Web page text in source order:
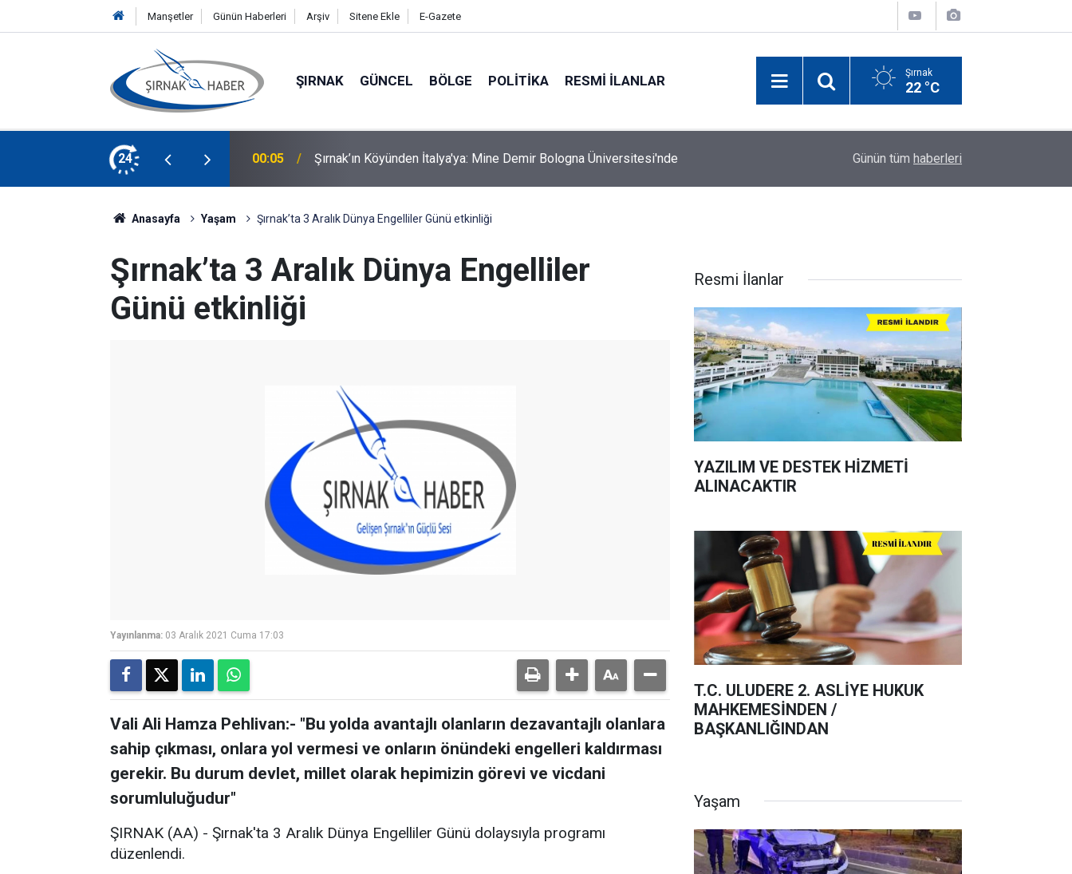
Manşetler Günün Haberleri Arşiv Sitene Ekle E-Gazete
ŞIRNAK GÜNCEL BÖLGE POLITIKA RESMI İLANLAR Şırnak
22 °C
24
Demir Bologna Üniversitesi'nde 00:04 Silopi İçin Kurumlar ve STK'lar Bir Araya Geldi: Hangi Talepler Gündeme Geldi? Cizre'de 24 Derslikli Yeni Okul Eylül Ayında
Günün tüm haberleri
Anasayfa Yaşam Şırnak’ta 3 Aralık Dünya Engelliler Günü etkinliği
Şırnak’ta 3 Aralık Dünya Engelliler
Günü etkinliği
Yayınlanma: 03 Aralık 2021 Cuma 17:03
Vali Ali Hamza Pehlivan:- "Bu yolda avantajlı olanların dezavantajlı olanlara
sahip çıkması, onlara yol vermesi ve onların önündeki engelleri kaldırması
gerekir. Bu durum devlet, millet olarak hepimizin görevi ve vicdani
sorumluluğudur"
ŞIRNAK (AA) - Şırnak'ta 3 Aralık Dünya Engelliler Günü dolaysıyla programı
düzenlendi.
Resmi İlanlar
YAZILIM VE DESTEK HİZMETİ
ALINACAKTIR
T.C. ULUDERE 2. ASLİYE HUKUK
MAHKEMESİNDEN /
BAŞKANLIĞINDAN
Yaşam